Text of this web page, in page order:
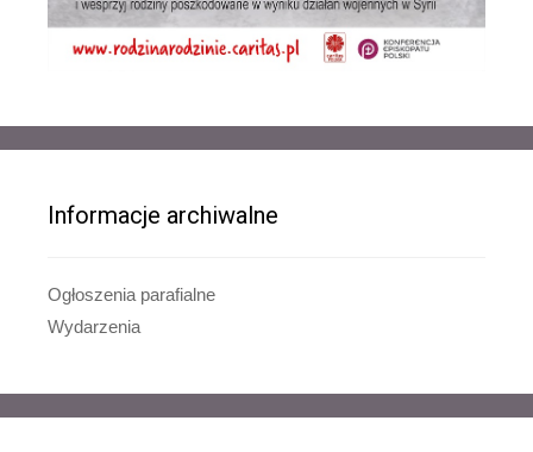
Informacje archiwalne
Ogłoszenia parafialne
Wydarzenia